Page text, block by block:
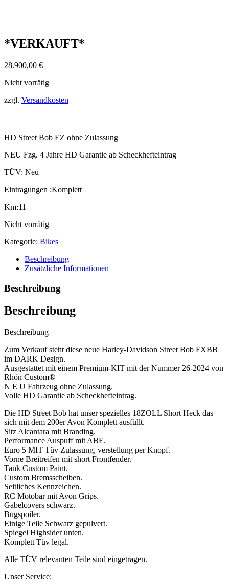
*VERKAUFT*
28.900,00 €
Nicht vorrätig
zzgl. Versandkosten
HD Street Bob EZ ohne Zulassung
NEU Fzg. 4 Jahre HD Garantie ab Scheckhefteintrag
TÜV: Neu
Eintragungen :Komplett
Km:11
Nicht vorrätig
Kategorie: Bikes
Beschreibung
Zusätzliche Informationen
Beschreibung
Beschreibung
Beschreibung
Zum Verkauf steht diese neue Harley-Davidson Street Bob FXBB
im DARK Design.
Ausgestattet mit einem Premium-KIT mit der Nummer 26-2024 von
Rhön Custom®
N E U Fahrzeug ohne Zulassung.
Volle HD Garantie ab Scheckhefteintrag.
Die HD Street Bob hat unser spezielles 18ZOLL Short Heck das
sich mit dem 200er Avon Komplett ausfüllt.
Sitz Alcantara mit Branding.
Performance Auspuff mit ABE.
Euro 5 MIT Tüv Zulassung, verstellung per Knopf.
Vorne Breitreifen mit short Frontfender.
Tank Custom Paint.
Custom Bremsscheiben.
Seitliches Kennzeichen.
RC Motobar mit Avon Grips.
Gabelcovers schwarz.
Bugspoiler.
Einige Teile Schwarz gepulvert.
Spiegel Highsider unten.
Komplett Tüv legal.
Alle TÜV relevanten Teile sind eingetragen.
Unser Service: